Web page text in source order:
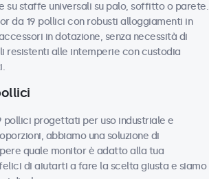
su staffe universali su palo, soffitto o parete.
da 19 pollici con robusti alloggiamenti in
in dotazione, senza necessità di
resistenti alle intemperie con custodia
pollici progettati per uso industriale e
abbiamo una soluzione di
quale monitor è adatto alla tua
di aiutarti a fare la scelta giusta e siamo